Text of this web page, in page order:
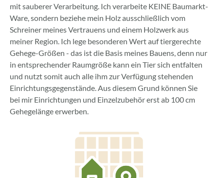
mit sauberer Verarbeitung. Ich verarbeite KEINE Baumarkt-
Ware, sondern beziehe mein Holz ausschließlich vom
Schreiner meines Vertrauens und einem Holzwerk aus
meiner Region. Ich lege besonderen Wert auf tiergerechte
Gehege-Größen - das ist die Basis meines Bauens, denn nur
in entsprechender Raumgröße kann ein Tier sich entfalten
und nutzt somit auch alle ihm zur Verfügung stehenden
Einrichtungsgegenstände. Aus diesem Grund können Sie
bei mir Einrichtungen und Einzelzubehör erst ab 100 cm
Gehegelänge erwerben.